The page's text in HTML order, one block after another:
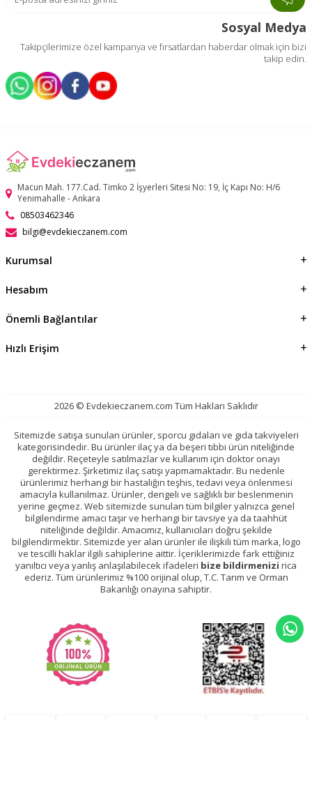
Sosyal Medya
Takipçilerimize özel kampanya ve fırsatlardan haberdar olmak için bizi
takip edin.
Macun Mah. 177.Cad. Timko 2 İşyerleri Sitesi No: 19, İç Kapı No: H/6
Yenimahalle - Ankara
08503462346
bilgi@evdekieczanem.com
Kurumsal
Hesabım
Önemli Bağlantılar
Hızlı Erişim
2026 © Evdekieczanem.com Tüm Hakları Saklıdır
Sitemizde satışa sunulan ürünler, sporcu gıdaları ve gıda takviyeleri
kategorisindedir. Bu ürünler ilaç ya da beşeri tıbbi ürün niteliğinde
değildir. Reçeteyle satılmazlar ve kullanım için doktor onayı
gerektirmez. Şirketimiz ilaç satışı yapmamaktadır. Bu nedenle
ürünlerimiz herhangi bir hastalığın teşhis, tedavi veya önlenmesi
amacıyla kullanılmaz. Ürünler, dengeli ve sağlıklı bir beslenmenin
yerine geçmez. Web sitemizde sunulan tüm bilgiler yalnızca genel
bilgilendirme amacı taşır ve herhangi bir tavsiye ya da taahhüt
niteliğinde değildir. Amacımız, kullanıcıları doğru şekilde
bilgilendirmektir. Sitemizde yer alan ürünler ile ilişkili tüm marka, logo
ve tescilli haklar ilgili sahiplerine aittir. İçeriklerimizde fark ettiğiniz
yanıltıcı veya yanlış anlaşılabilecek ifadeleri bize bildirmenizi rica
ederiz. Tüm ürünlerimiz %100 orijinal olup, T.C. Tarım ve Orman
Bakanlığı onayına sahiptir.